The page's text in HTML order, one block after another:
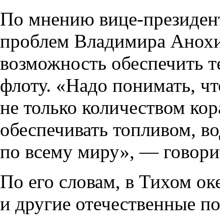
По мнению вице-
проблем Владимира
возможность обеспечить
флоту. «Надо понимать,
не только количеством
обеспечивать топливом,
по всему миру», —
По его словам, в Тихом
и другие отечественные